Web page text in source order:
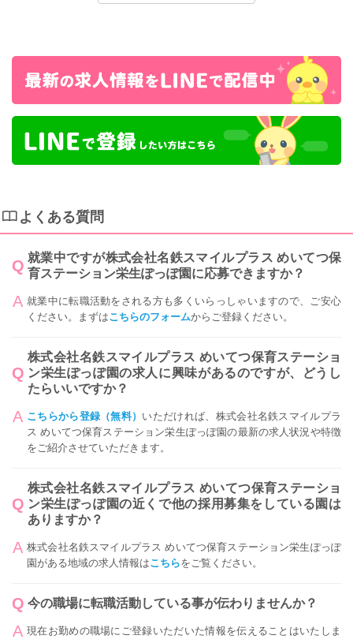
よくある質問
就業中ですが株式会社名鉄スマイルプラス めいてつ保
育ステーション栄生ぽっぽ園に応募できますか？
就業中に転職活動をされる方も多くいらっしゃいますので、ご安心
ください。まずはこちらのフォームからご登録ください。
株式会社名鉄スマイルプラス めいてつ保育ステーショ
ン栄生ぽっぽ園の求人に興味があるのですが、どうし
たらいいですか？
こちらから登録（無料） いただければ、株式会社名鉄スマイルプラ
ス めいてつ保育ステーション栄生ぽっぽ園の最新の求人状況や特徴
をご紹介させていただきます。
株式会社名鉄スマイルプラス めいてつ保育ステーショ
ン栄生ぽっぽ園の近くで他の採用募集をしている園は
ありますか？
株式会社名鉄スマイルプラス めいてつ保育ステーション栄生ぽっぽ
園がある地域の求人情報はこちらをご覧ください。
今の職場に転職活動している事が伝わりませんか？
現在お勤めの職場にご登録いただいた情報を伝えることはいたしま